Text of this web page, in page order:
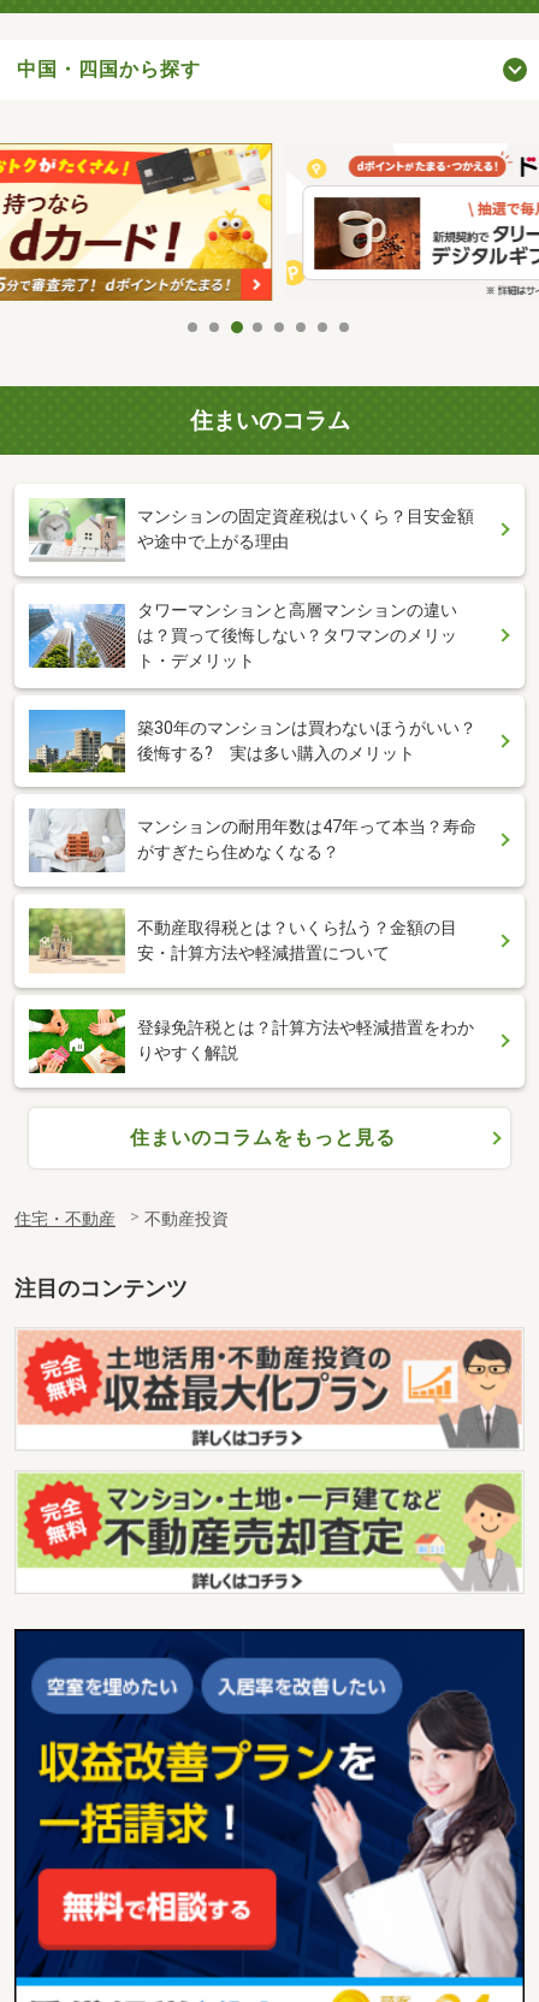
中国・四国から探す
住まいのコラム
マンションの固定資産税はいくら？目安金額
や途中で上がる理由
タワーマンションと高層マンションの違い
は？買って後悔しない？タワマンのメリッ
ト・デメリット
築30年のマンションは買わないほうがいい？
後悔する? 実は多い購入のメリット
マンションの耐用年数は47年って本当？寿命
がすぎたら住めなくなる？
不動産取得税とは？いくら払う？金額の目
安・計算方法や軽減措置について
登録免許税とは？計算方法や軽減措置をわか
りやすく解説
住まいのコラムをもっと見る
住宅・不動産 不動産投資
注目のコンテンツ